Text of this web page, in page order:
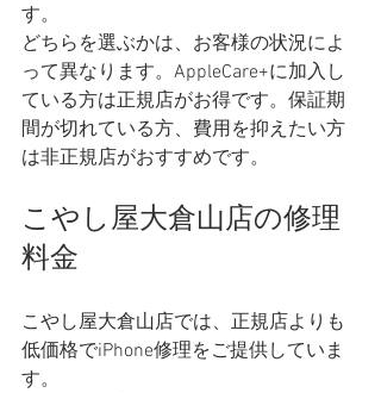
す。
どちらを選ぶかは、お客様の状況によ
って異なります。AppleCare+に加入し
ている方は正規店がお得です。保証期
間が切れている方、費用を抑えたい方
は非正規店がおすすめです。
こやし屋大倉山店の修理
料金
こやし屋大倉山店では、正規店よりも
低価格でiPhone修理をご提供していま
す。